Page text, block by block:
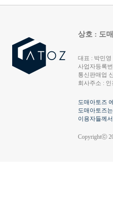
상호 : 도
대표 : 박민영
사업자등록
통신판매업
회사주소 :
도매아토즈
도매아토즈
이용자들께
Copyrightⓒ